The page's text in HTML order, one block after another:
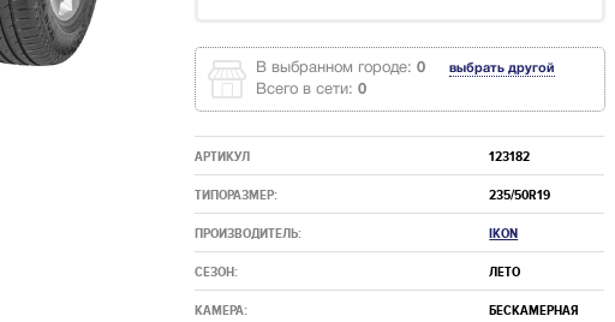
В выбранном городе:0 выбрать другой
Всего в сети:0
АРТИКУЛ 123182
ТИПОРАЗМЕР: 235/50R19
ПРОИЗВОДИТЕЛЬ: IKON
СЕЗОН: ЛЕТО
КАМЕРА: БЕСКАМЕРНАЯ